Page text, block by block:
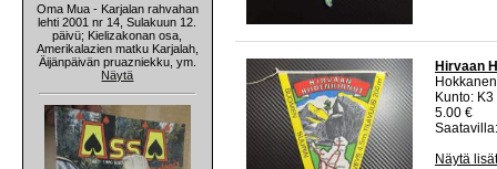
Oma Mua - Karjalan rahvahan
lehti 2001 nr 14, Sulakuun 12.
päivü; Kielizakonan osa,
Amerikalazien matku Karjalah,
Äijänpäivän pruazniekku, ym.
Näytä
Hirvaan
Kunto:
5.00 €
Näytä